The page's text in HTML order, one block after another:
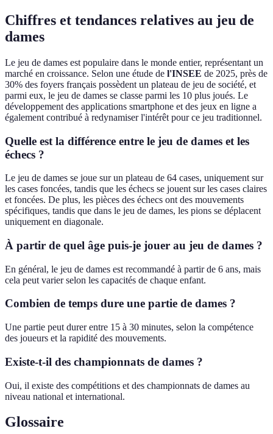
Chiffres et tendances relatives au jeu de
dames
Le jeu de dames est populaire dans le monde entier, représentant un
marché en croissance. Selon une étude de l'INSEE de 2025, près de
30% des foyers français possèdent un plateau de jeu de société, et
parmi eux, le jeu de dames se classe parmi les 10 plus joués. Le
développement des applications smartphone et des jeux en ligne a
également contribué à redynamiser l'intérêt pour ce jeu traditionnel.
Quelle est la différence entre le jeu de dames et les
échecs ?
Le jeu de dames se joue sur un plateau de 64 cases, uniquement sur
les cases foncées, tandis que les échecs se jouent sur les cases claires
et foncées. De plus, les pièces des échecs ont des mouvements
spécifiques, tandis que dans le jeu de dames, les pions se déplacent
uniquement en diagonale.
À partir de quel âge puis-je jouer au jeu de dames ?
En général, le jeu de dames est recommandé à partir de 6 ans, mais
cela peut varier selon les capacités de chaque enfant.
Combien de temps dure une partie de dames ?
Une partie peut durer entre 15 à 30 minutes, selon la compétence
des joueurs et la rapidité des mouvements.
Existe-t-il des championnats de dames ?
Oui, il existe des compétitions et des championnats de dames au
niveau national et international.
Glossaire